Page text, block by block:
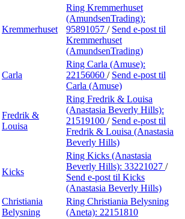
Kremmerhuset
Ring Kremmerhuset
(AmundsenTrading):
95891057 / Send e-post til
Kremmerhuset
(AmundsenTrading)
Carla
Ring Carla (Amuse):
22156060 / Send e-post til
Carla (Amuse)
Fredrik &
Louisa
Ring Fredrik & Louisa
(Anastasia Beverly Hills):
21519100 / Send e-post til
Fredrik & Louisa (Anastasia
Beverly Hills)
Kicks
Ring Kicks (Anastasia
Beverly Hills): 33221027 /
Send e-post til Kicks
(Anastasia Beverly Hills)
Christiania
Belysning
Ring Christiania Belysning
(Aneta): 22151810